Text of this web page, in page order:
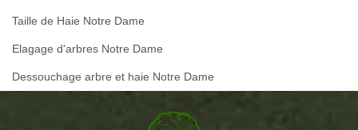
Taille de Haie Notre Dame
Elagage d'arbres Notre Dame
Dessouchage arbre et haie Notre Dame